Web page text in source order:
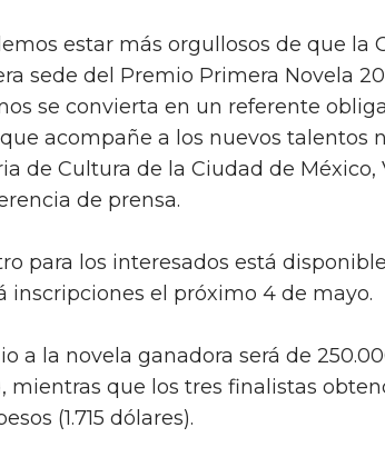
estar más orgullosos de que la
sede del Premio Primera Novela
se convierta en un referente
acompañe a los nuevos talentos
de Cultura de la Ciudad de México,
de prensa.
para los interesados está
inscripciones el próximo 4 de mayo.
a la novela ganadora será de
mientras que los tres finalistas
(1.715 dólares).